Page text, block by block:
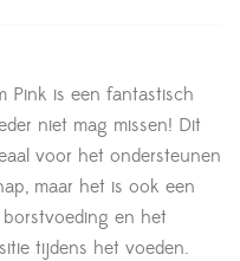
Pink is een fantastisch
niet mag missen! Dit
voor het ondersteunen
maar het is ook een
en het
tijdens het voeden.